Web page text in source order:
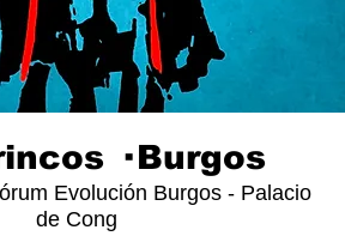
· Burgos
Evolución Burgos - Palacio
de Cong